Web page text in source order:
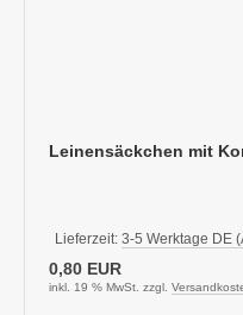
Leinensäckchen mit
Lieferzeit: 3-5 Werktage DE
0,80 EUR
inkl. 19 % MwSt. zzgl.